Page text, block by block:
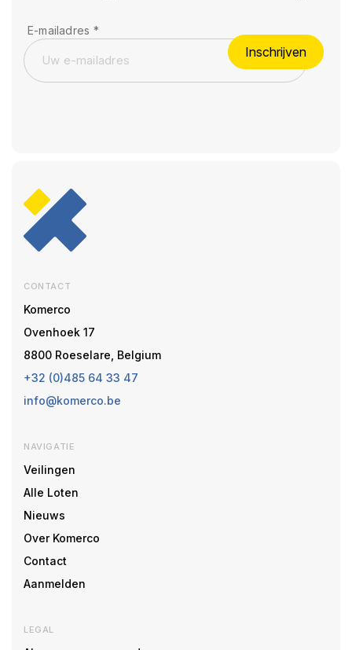
E-mailadres *
Inschrijven
CONTACT
Komerco
Ovenhoek 17
8800 Roeselare, Belgium
+32 (0)485 64 33 47
info@komerco.be
NAVIGATIE
Veilingen
Alle Loten
Nieuws
Over Komerco
Contact
Aanmelden
LEGAL